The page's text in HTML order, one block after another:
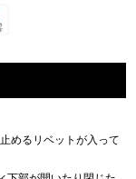
めるリベットが入って